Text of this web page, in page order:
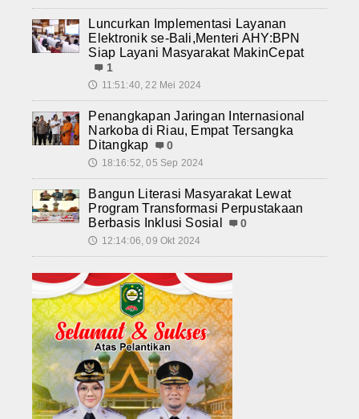
Luncurkan Implementasi Layanan
Elektronik se-Bali,Menteri AHY:BPN
Siap Layani Masyarakat MakinCepat
1
🕔 11:51:40, 22 Mei 2024
Penangkapan Jaringan Internasional
Narkoba di Riau, Empat Tersangka
Ditangkap
0
🕔 18:16:52, 05 Sep 2024
Bangun Literasi Masyarakat Lewat
Program Transformasi Perpustakaan
Berbasis Inklusi Sosial
0
🕔 12:14:06, 09 Okt 2024